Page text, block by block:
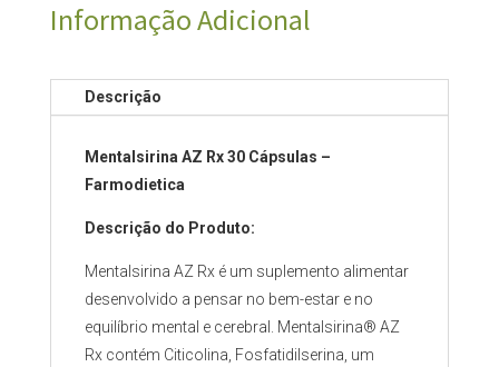
Informação Adicional
Descrição
Mentalsirina AZ Rx 30 Cápsulas –
Farmodietica
Descrição do Produto:
Mentalsirina AZ Rx é um suplemento alimentar
desenvolvido a pensar no bem-estar e no
equilíbrio mental e cerebral. Mentalsirina® AZ
Rx contém Citicolina, Fosfatidilserina, um